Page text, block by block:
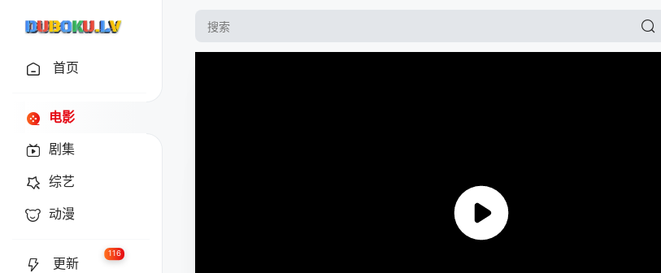
首页
电影
剧集
综艺
动漫
更新
116